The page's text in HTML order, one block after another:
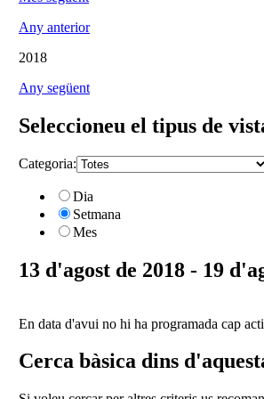
Any anterior
2018
Any següent
Seleccioneu el tipus de
Categoria:
Dia
Setmana
Mes
13 d'agost de 2018 - 19
En data d'avui no hi ha programada cap
Cerca bàsica dins